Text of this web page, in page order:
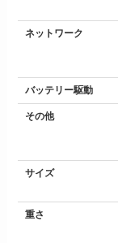
ネットワーク
バッテリー駆動
その他
サイズ
重さ